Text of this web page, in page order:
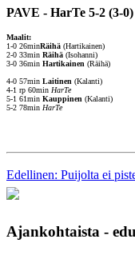
PAVE - HarTe 5-2 (3-0)
Maalit:
1-0 26minRäihä (Hartikainen)
2-0 33min Räihä (Isohanni)
3-0 36min Hartikainen (Räihä)
4-0 57min Laitinen (Kalanti)
4-1 rp 60min HarTe
5-1 61min Kauppinen (Kalanti)
5-2 78min HarTe
Edellinen: Puijolta ei
Ajankohtaista -